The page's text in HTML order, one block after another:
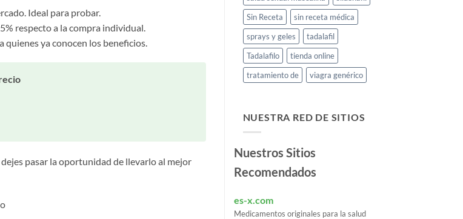
Ideal para probar.
respecto a la compra individual.
ya conocen los beneficios.
pasar la oportunidad de llevarlo al mejor
Sin Receta
sin receta médica
sprays y geles
tadalafil
Tadalafilo
tienda online
tratamiento de
viagra genérico
NUESTRA RED DE SITIOS
Nuestros Sitios
Recomendados
es-x.com
Medicamentos originales para la salud